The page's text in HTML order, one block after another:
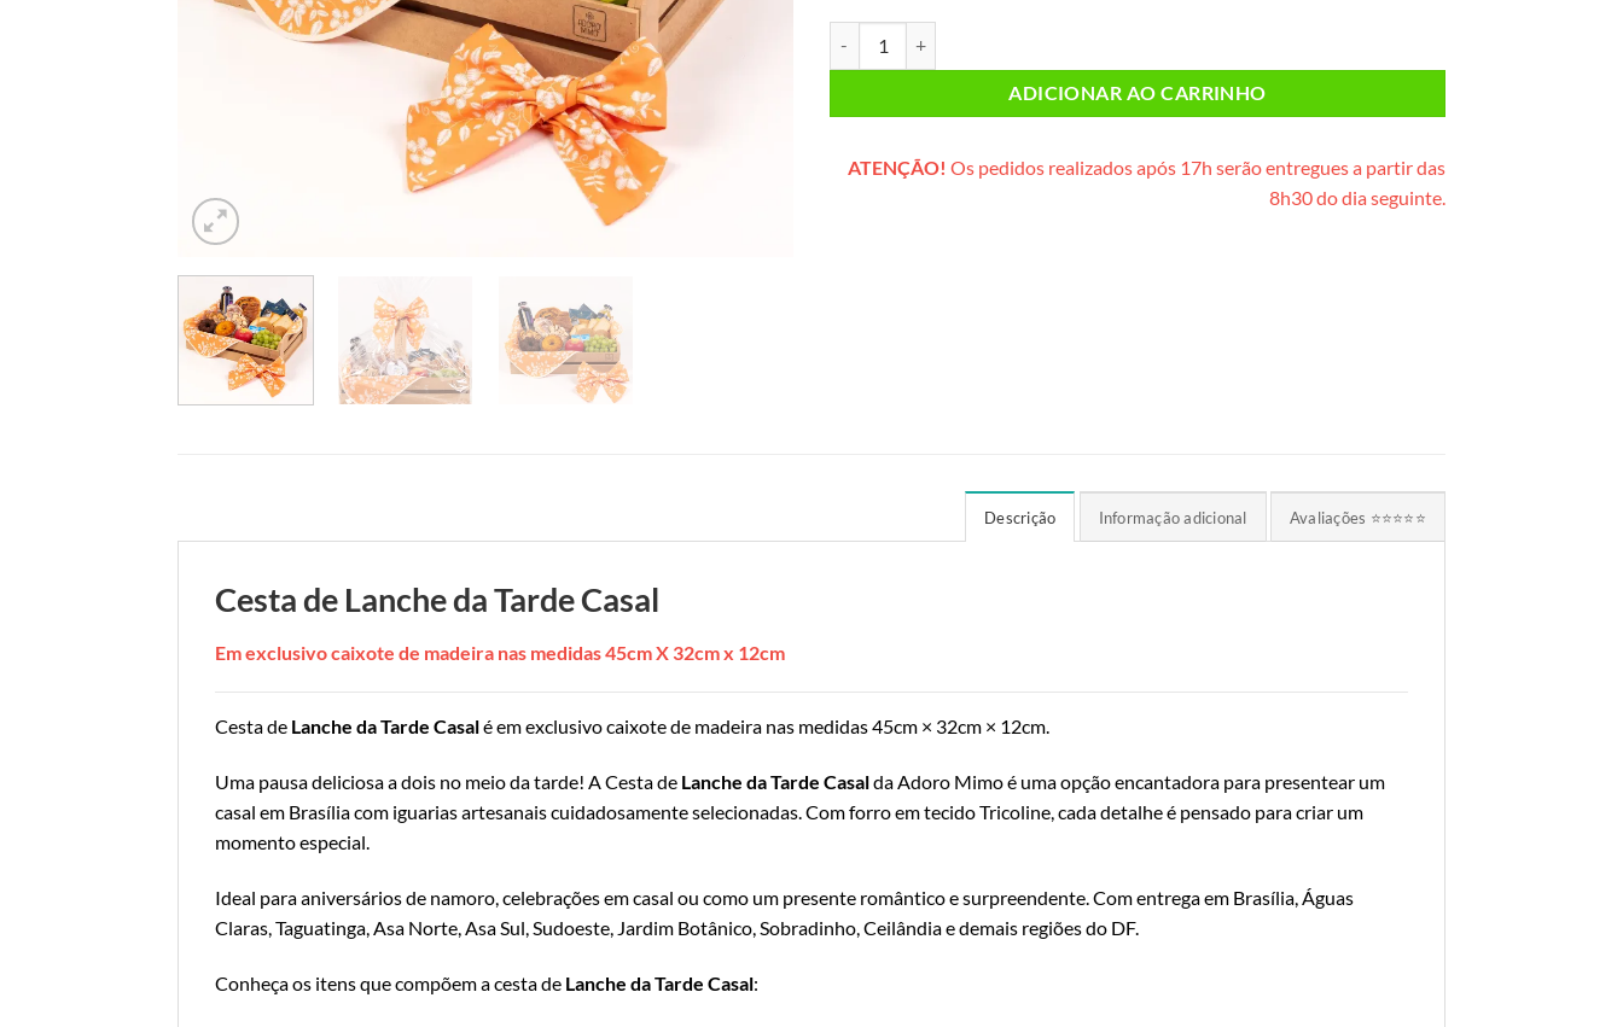
ADICIONAR AO CARRINHO
ATENÇÃO! Os pedidos realizados após 17h serão entregues a partir das
8h30 do dia seguinte.
Descrição Informação adicional Avaliações ⭐⭐⭐⭐⭐
Cesta de Lanche da Tarde Casal
Em exclusivo caixote de madeira nas medidas 45cm X 32cm x 12cm
Cesta de Lanche da Tarde Casalé em exclusivo caixote de madeira nas medidas 45cm × 32cm × 12cm.
Uma pausa deliciosa a dois no meio da tarde! A Cesta de Lanche da Tarde Casalda Adoro Mimo é uma opção encantadora para presentear um
casal em Brasília com iguarias artesanais cuidadosamente selecionadas. Com forro em tecido Tricoline, cada detalhe é pensado para criar um
momento especial.
Ideal para aniversários de namoro, celebrações em casal ou como um presente romântico e surpreendente. Com entrega em Brasília, Águas
Claras, Taguatinga, Asa Norte, Asa Sul, Sudoeste, Jardim Botânico, Sobradinho, Ceilândia e demais regiões do DF.
Conheça os itens que compõem a cesta de Lanche da Tarde Casal: